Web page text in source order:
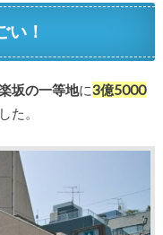
い！
坂の一等地に3億5000
た。